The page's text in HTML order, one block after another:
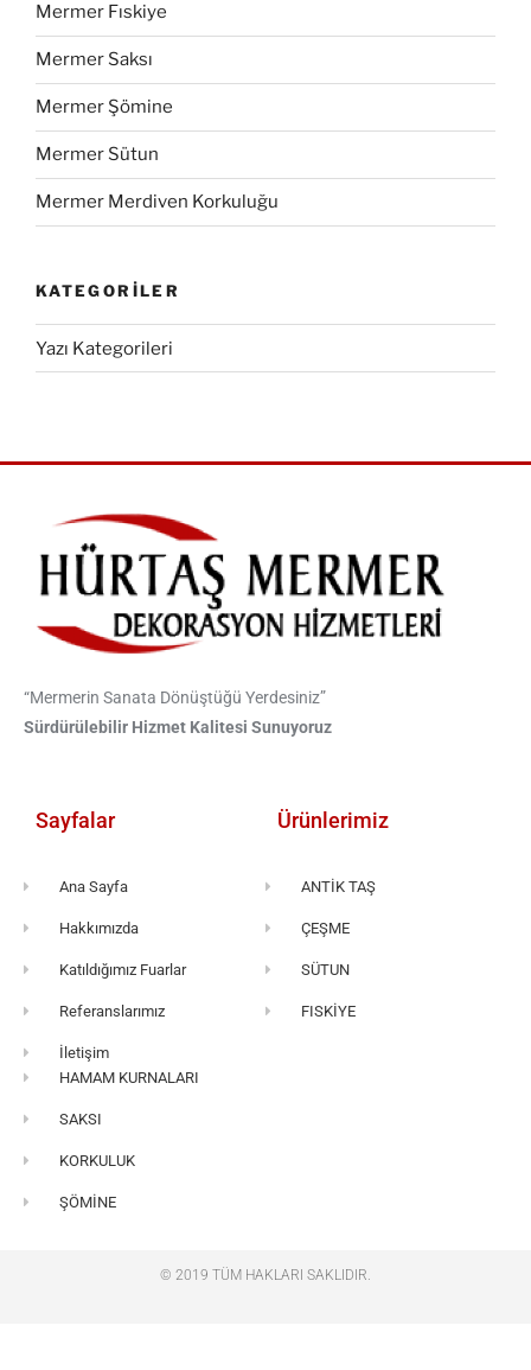
Mermer Fıskiye
Mermer Saksı
Mermer Şömine
Mermer Sütun
Mermer Merdiven Korkuluğu
KATEGORILER
Yazı Kategorileri
“Mermerin Sanata Dönüştüğü Yerdesiniz”
Sürdürülebilir Hizmet Kalitesi Sunuyoruz
Sayfalar Ürünlerimiz
Ana Sayfa
Hakkımızda
Katıldığımız Fuarlar
Referanslarımız
İletişim
ANTİK TAŞ
ÇEŞME
SÜTUN
FISKİYE
HAMAM KURNALARI
SAKSI
KORKULUK
ŞÖMİNE
© 2019 TÜM HAKLARI SAKLIDIR.